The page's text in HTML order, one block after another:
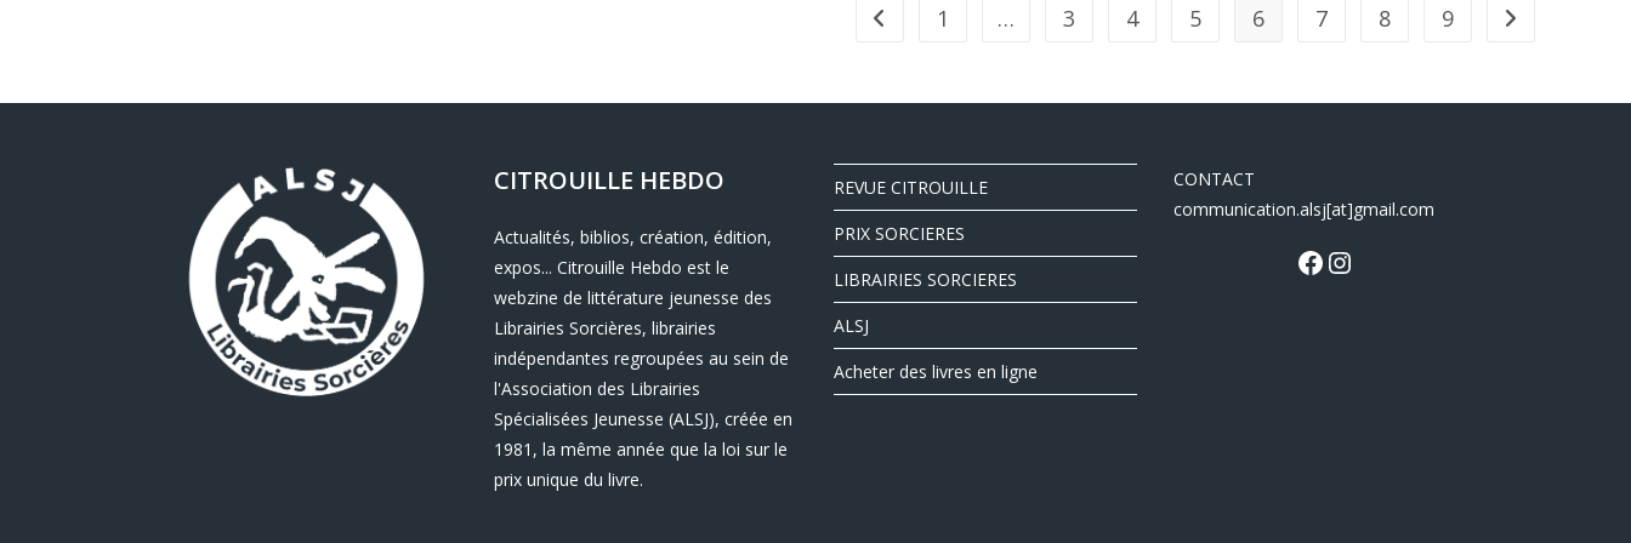
1 … 3 4 5 6 7 8 9
CITROUILLE HEBDO
Actualités, biblios, création, édition,
expos... Citrouille Hebdo est le
webzine de littérature jeunesse des
Librairies Sorcières, librairies
indépendantes regroupées au sein de
l'Association des Librairies
Spécialisées Jeunesse (ALSJ), créée en
1981, la même année que la loi sur le
prix unique du livre.
REVUE CITROUILLE
PRIX SORCIERES
LIBRAIRIES SORCIERES
ALSJ
Acheter des livres en ligne
CONTACT
communication.alsj[at]gmail.com